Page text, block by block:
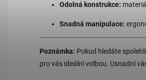
Odolná konstrukce:
Snadná manipulace:
Poznámka: Pokud hledáte
pro vás ideální volbou. Usnadní